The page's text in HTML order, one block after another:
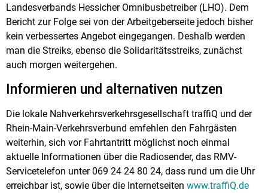
Landesverbands Hessicher Omnibusbetreiber (LHO). Dem
Bericht zur Folge sei von der Arbeitgeberseite jedoch bisher
kein verbessertes Angebot eingegangen. Deshalb werden
man die Streiks, ebenso die Solidaritätsstreiks, zunächst
auch morgen weitergehen.
Informieren und alternativen nutzen
Die lokale Nahverkehrsverkehrsgesellschaft traffiQ und der
Rhein-Main-Verkehrsverbund emfehlen den Fahrgästen
weiterhin, sich vor Fahrtantritt möglichst noch einmal
aktuelle Informationen über die Radiosender, das RMV-
Servicetelefon unter 069 24 24 80 24, dass rund um die Uhr
erreichbar ist, sowie über die Internetseiten www.traffiQ.de